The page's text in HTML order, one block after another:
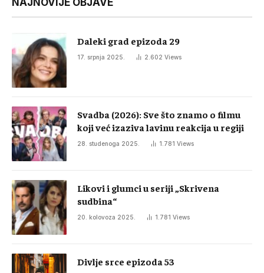
Daleki grad epizoda 29
17. srpnja 2025. 2.602 Views
Svadba (2026): Sve što znamo o filmu
koji već izaziva lavinu reakcija u regiji
28. studenoga 2025. 1.781 Views
Likovi i glumci u seriji „Skrivena
sudbina“
20. kolovoza 2025. 1.781 Views
Divlje srce epizoda 53